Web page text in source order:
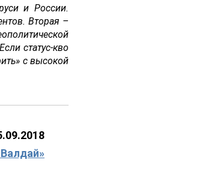
и России.
Вторая –
статус-кво
с высокой